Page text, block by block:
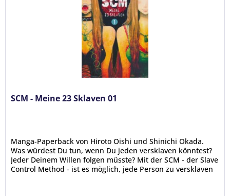
SCM - Meine 23 Sklaven 01
Manga-Paperback von Hiroto Oishi und Shinichi Okada.
Was würdest Du tun, wenn Du jeden versklaven könntest?
Jeder Deinem Willen folgen müsste? Mit der SCM - der Slave
Control Method - ist es möglich, jede Person zu versklaven